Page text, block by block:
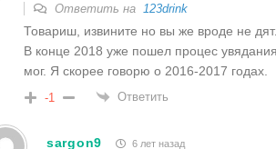
Ответить на 123drink
Товариш, извините но вы же вроде не
В конце 2018 уже пошел процес
мог. Я скорее говорю о 2016-2017 годах.
-1 Ответить
sargon9 6 лет назад